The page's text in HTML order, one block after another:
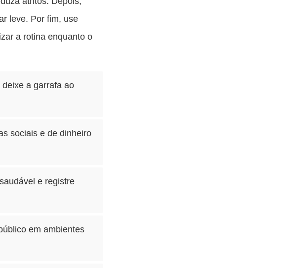
leve. Por fim, use
a rotina enquanto o
a garrafa ao
sociais e de dinheiro
e registre
em ambientes